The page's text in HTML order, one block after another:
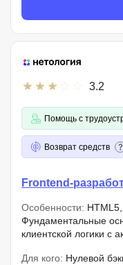
3.2
Помощь с
Возврат средств
Frontend-
Особенности:
Фундаментальные
клиентской логики с
Для кого: Нулевой